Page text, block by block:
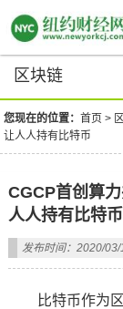
区块链
您现在的位置：首页 >
让人人持有比特币
CGCP首创算
人人持有比特币
发布时间：2020/03/
比特币作为